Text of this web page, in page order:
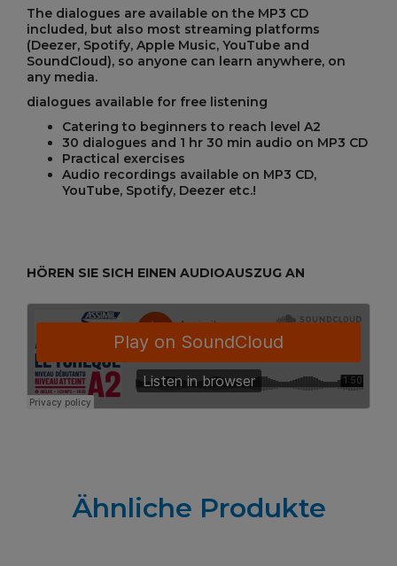
The dialogues are available on the MP3 CD
included, but also most streaming platforms
(Deezer, Spotify, Apple Music, YouTube and
SoundCloud), so anyone can learn anywhere, on
any media.
dialogues available for free listening
Catering to beginners to reach level A2
30 dialogues and 1 hr 30 min audio on MP3 CD
Practical exercises
Audio recordings available on MP3 CD,
YouTube, Spotify, Deezer etc.!
HÖREN SIE SICH EINEN AUDIOAUSZUG AN
Ähnliche Produkte